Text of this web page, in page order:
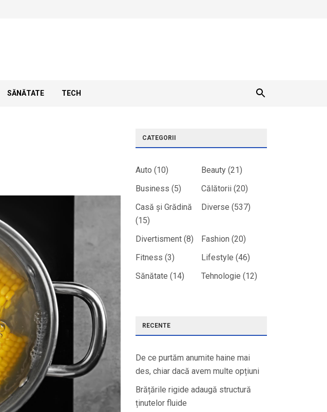
SĂNĂTATE TECH
CATEGORII
Auto (10) Beauty(21)
Business (5) Călătorii(20)
Casă și Grădină
(15)
Diverse (537)
Divertisment(8) Fashion (20)
Fitness (3) Lifestyle (46)
Sănătate (14) Tehnologie (12)
RECENTE
De ce purtăm anumite haine mai
des, chiar dacă avem multe opțiuni
Brățările rigide adaugă structură
ținutelor fluide